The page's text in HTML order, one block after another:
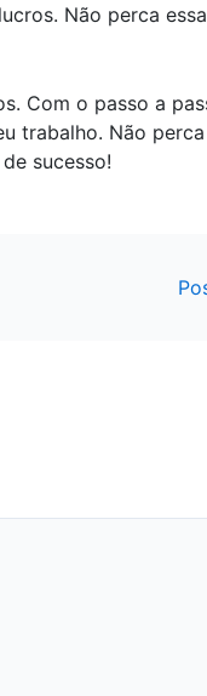
Não perca essa
Com o passo a
trabalho. Não
sucesso!